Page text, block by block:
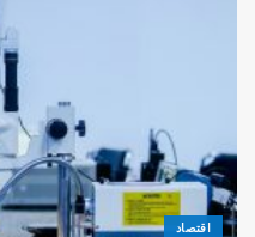
اقتصاد